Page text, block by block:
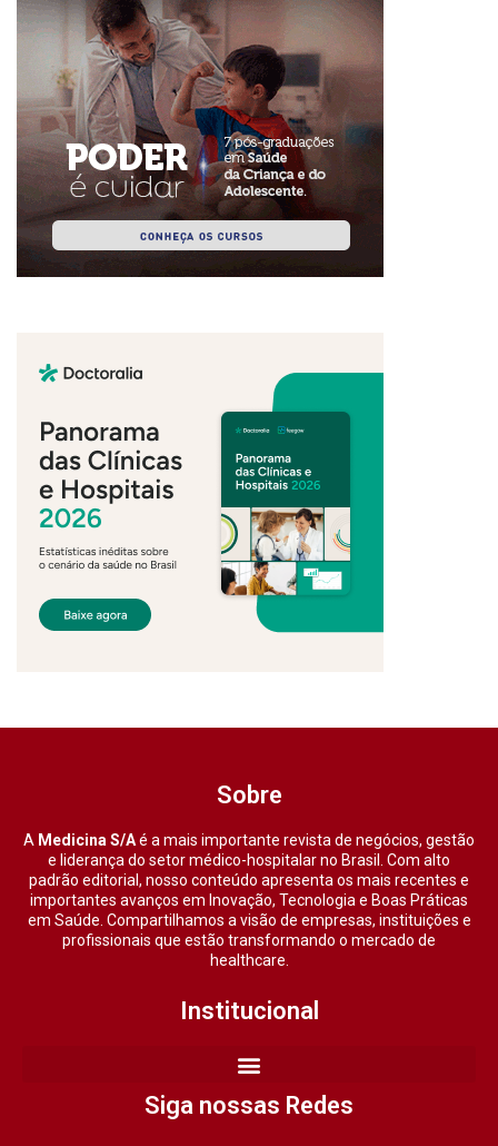
Sobre
A Medicina S/Aé a mais importante revista de negócios, gestão
e liderança do setor médico-hospitalar no Brasil. Com alto
padrão editorial, nosso conteúdo apresenta os mais recentes e
importantes avanços em Inovação, Tecnologia e Boas Práticas
em Saúde. Compartilhamos a visão de empresas, instituições e
profissionais que estão transformando o mercado de
healthcare.
Institucional
Siga nossas Redes